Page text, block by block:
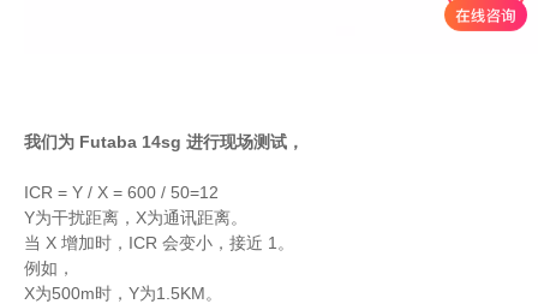
我们为 Futaba 14sg 进行现场测试，
ICR = Y / X = 600 / 50=12
Y为干扰距离，X为通讯距离。
当 X 增加时，ICR 会变小，接近 1。
例如，
X为500m时，Y为1.5KM。